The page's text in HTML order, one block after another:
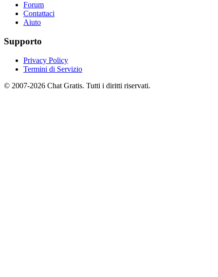
Forum
Contattaci
Aiuto
Supporto
Privacy Policy
Termini di Servizio
© 2007-2026 Chat Gratis. Tutti i diritti riservati.